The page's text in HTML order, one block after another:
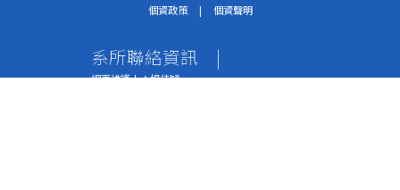
個資政策 | 個資聲明
系所聯絡資訊 |
網頁維護人：楊佳穎